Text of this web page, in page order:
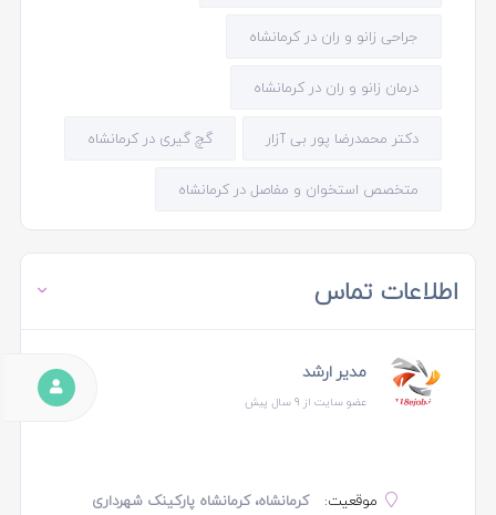
جراحی زانو و ران در کرمانشاه
درمان زانو و ران در کرمانشاه
دکتر محمدرضا پور بی آزار گچ گیری در کرمانشاه
متخصص استخوان و مفاصل در کرمانشاه
اطلاعات تماس
مدیر ارشد
عضو سایت از 9 سال پیش
موقعیت: کرمانشاه، کرمانشاه پارکینک شهرداری